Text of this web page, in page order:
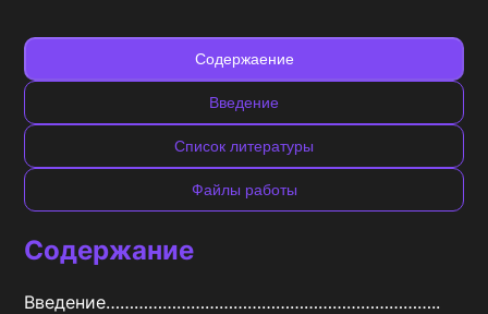
Содержаение
Введение
Список литературы
Файлы работы
Содержание
Введение……………………………………………………………..